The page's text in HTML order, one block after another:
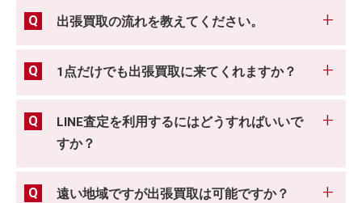
出張買取の流れを教えてください。
1点だけでも出張買取に来てくれますか？
LINE査定を利用するにはどうすればいいで
すか？
遠い地域ですが出張買取は可能ですか？